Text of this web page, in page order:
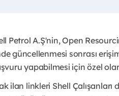
Petrol A.Ş'nin, Open
güncellenmesi sonrası
yapabilmesi için özel
ilan linkleri Shell Çalışanları